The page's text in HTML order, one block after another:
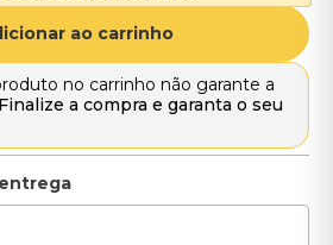
ao carrinho
no carrinho não garante a
Finalize a compra e garanta o seu